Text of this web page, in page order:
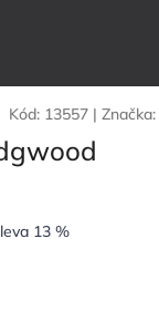
Kód: 13557 | Značka:
13 %